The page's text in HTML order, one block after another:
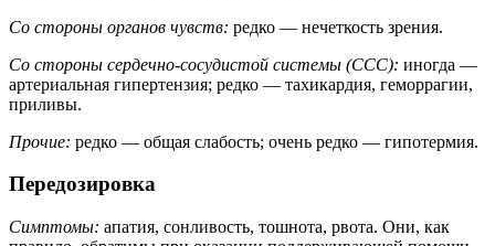
Со стороны органов чувств: редко — нечеткость зрения.
Со стороны сердечно-сосудистой системы (CCC): иногда —
артериальная гипертензия; редко — тахикардия, геморрагии,
приливы.
Прочие: редко — общая слабость; очень редко — гипотермия.
Передозировка
Симптомы: апатия, сонливость, тошнота, рвота. Они, как